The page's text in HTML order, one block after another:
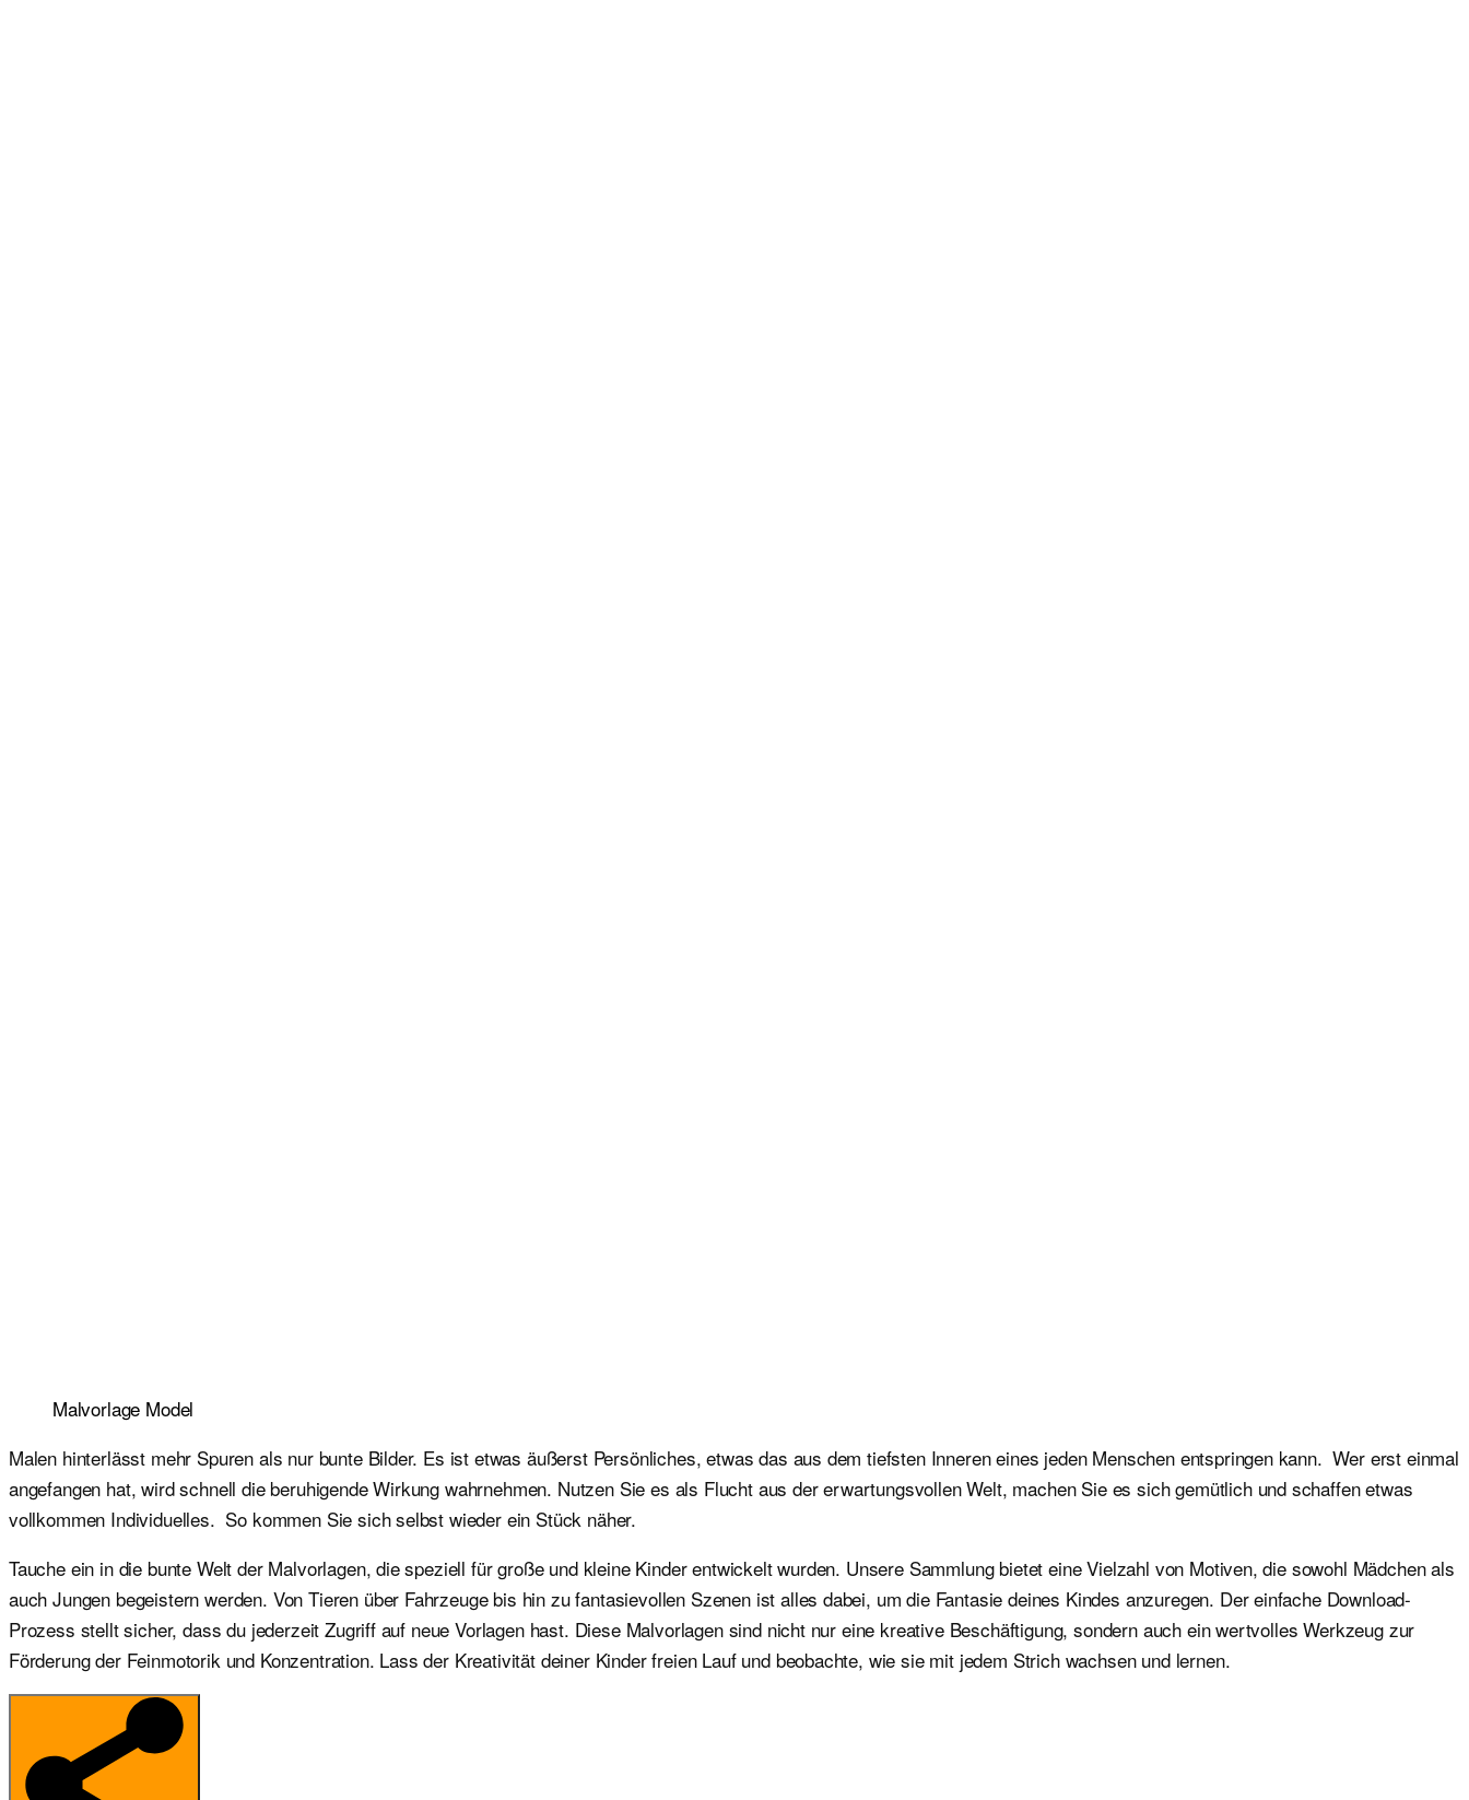
Malvorlage Model
Malen hinterlässt mehr Spuren als nur bunte Bilder. Es ist etwas äußerst Persönliches, etwas das aus dem tiefsten Inneren eines jeden Menschen entspringen kann. Wer erst einmal
angefangen hat, wird schnell die beruhigende Wirkung wahrnehmen. Nutzen Sie es als Flucht aus der erwartungsvollen Welt, machen Sie es sich gemütlich und schaffen etwas
vollkommen Individuelles. So kommen Sie sich selbst wieder ein Stück näher.
Tauche ein in die bunte Welt der Malvorlagen, die speziell für große und kleine Kinder entwickelt wurden. Unsere Sammlung bietet eine Vielzahl von Motiven, die sowohl Mädchen als
auch Jungen begeistern werden. Von Tieren über Fahrzeuge bis hin zu fantasievollen Szenen ist alles dabei, um die Fantasie deines Kindes anzuregen. Der einfache Download-
Prozess stellt sicher, dass du jederzeit Zugriff auf neue Vorlagen hast. Diese Malvorlagen sind nicht nur eine kreative Beschäftigung, sondern auch ein wertvolles Werkzeug zur
Förderung der Feinmotorik und Konzentration. Lass der Kreativität deiner Kinder freien Lauf und beobachte, wie sie mit jedem Strich wachsen und lernen.